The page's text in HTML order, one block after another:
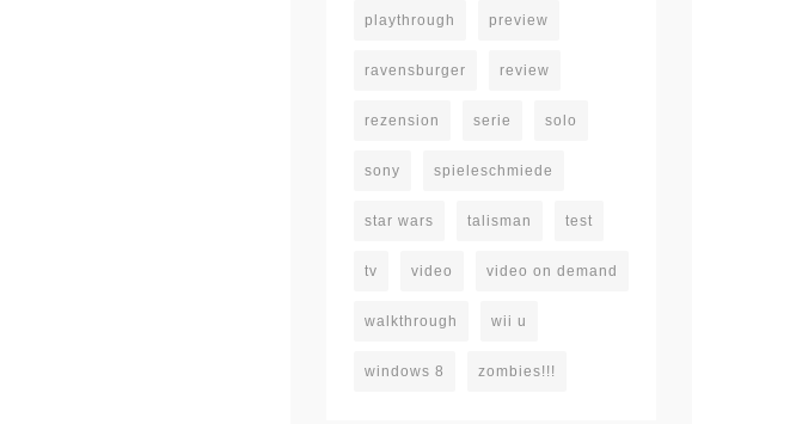
playthrough preview
ravensburger review
rezension serie solo
sony spieleschmiede
star wars talisman test
tv video video on demand
walkthrough wii u
windows 8 zombies!!!